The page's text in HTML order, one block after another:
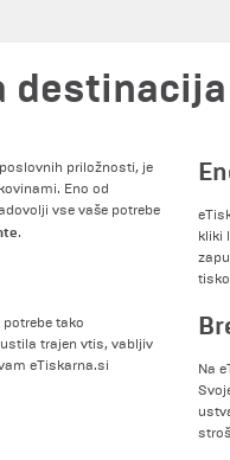
priložnosti, je
Eno od
vse vaše potrebe
.
tako
trajen vtis, vabljiv
eTiskarna.si
kliki
Na